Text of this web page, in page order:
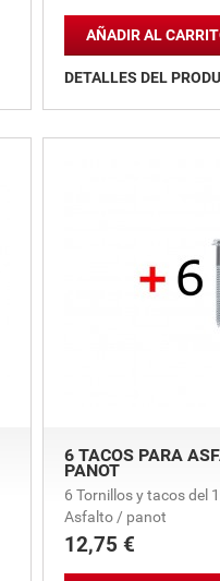

AÑADIR AL
DETALLES DEL
6 TACOS PARA
PANOT
6 Tornillos y tacos del
Asfalto / panot
Precio
12,75 €